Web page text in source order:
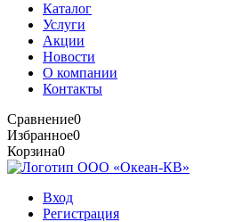
Каталог
Услуги
Акции
Новости
О компании
Контакты
Сравнение0
Избранное0
Корзина0
Вход
Регистрация